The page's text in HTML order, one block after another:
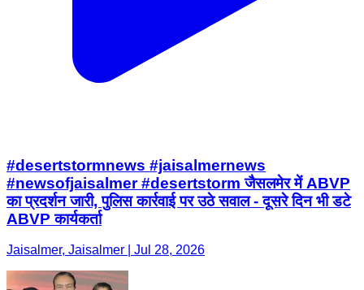
#desertstormnews #jaisalmernews
#newsofjaisalmer #desertstorm जैसलमेर में ABVP
का प्रदर्शन जारी, पुलिस कार्रवाई पर उठे सवाल - दूसरे दिन भी डटे
ABVP कार्यकर्ता
Jaisalmer, Jaisalmer | Jul 28, 2026